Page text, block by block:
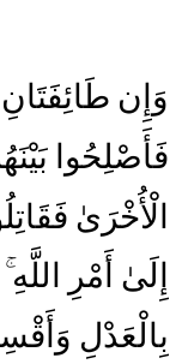
وَإِن طَائِفَتَانِ
فَأَصْلِحُوا
الْأُخْرَىٰ
إِلَىٰ أَمْرِ اللَّهِ
بِالْعَدْلِ